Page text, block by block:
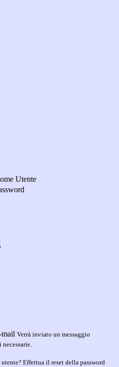
Utente
Verrà inviato un messaggio
Effettua il reset della password